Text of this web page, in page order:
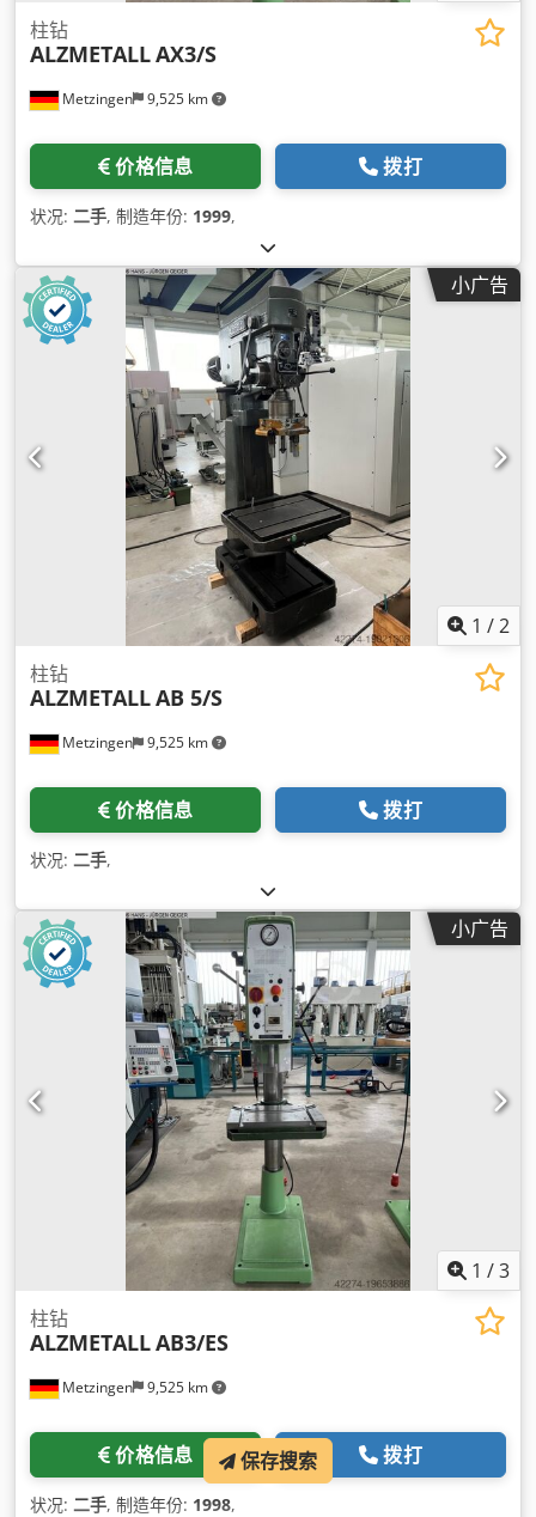
Metzingen 9,525 km
柱钻
ALZMETALLAX3/S
价格信息 拨打
状况: 二手, 制造年份: 1999,
小广告
1 /2
Metzingen 9,525 km
柱钻
ALZMETALLAB 5/S
价格信息 拨打
状况: 二手,
小广告
1 /3
Metzingen 9,525 km
柱钻
ALZMETALLAB3/ES
价格信息 拨打
状况: 二手, 制造年份: 1998,
保存搜索